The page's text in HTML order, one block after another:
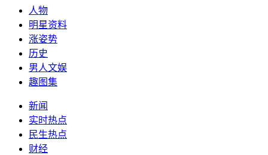
人物
明星资料
涨姿势
历史
男人文娱
趣图集
新闻
实时热点
民生热点
财经